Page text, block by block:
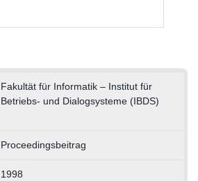
Fakultät für Informatik – Institut für
Betriebs- und Dialogsysteme (IBDS)
Proceedingsbeitrag
1998